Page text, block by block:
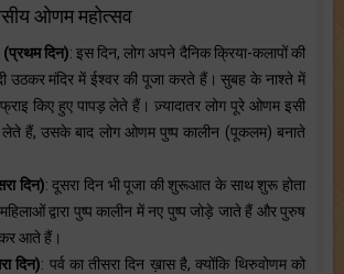
ओणम महोत्सव
दिन): इस दिन, लोग अपने दैनिक क्रिया-कलापों की
उठकर मंदिर में ईश्वर की पूजा करते हैं। सुबह के नाश्ते में
किए हुए पापड़ लेते हैं। ज़्यादातर लोग पूरे ओणम इसी
हैं, उसके बाद लोग ओणम पुष्प कालीन (पूकलम) बनाते
दिन): दूसरा दिन भी पूजा की शुरूआत के साथ शुरू होता
द्वारा पुष्प कालीन में नए पुष्प जोड़े जाते हैं और पुरुष
आते हैं।
दिन): पर्व का तीसरा दिन ख़ास है, क्योंकि थिरुवोणम को